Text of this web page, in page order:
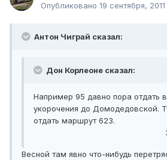
Опубликовано 19 сентября, 2011
Антон Чиграй сказал:
Дон Корлеоне сказал:
Например 95 давно пора отдать
укорочения до Домодедовской.
отдать маршрут 623.
Весной там явно что-нибудь